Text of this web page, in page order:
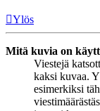
Ylös
Mitä kuvia on
Viestejä
kaksi kuvaa.
esimerkiksi